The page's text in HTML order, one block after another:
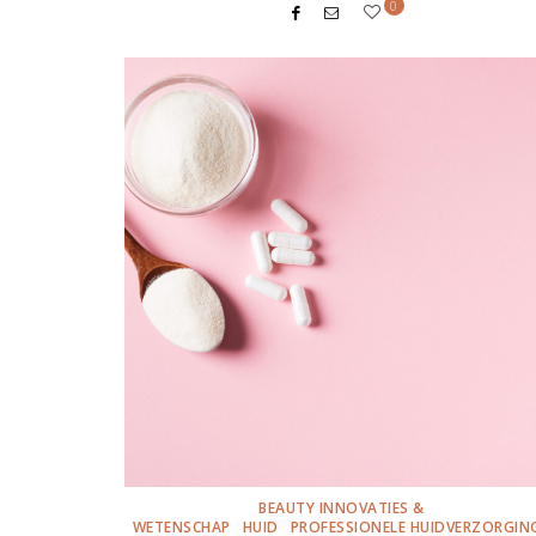
0
BEAUTY INNOVATIES &
WETENSCHAP
HUID PROFESSIONELE